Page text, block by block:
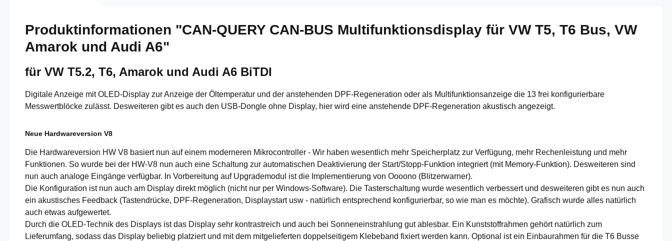
Produktinformationen "CAN-QUERY CAN-BUS Multifunktionsdisplay für VW T5, T6 Bus, VW
Amarok und Audi A6"
für VW T5.2, T6, Amarok und Audi A6 BiTDI
Digitale Anzeige mit OLED-Display zur Anzeige der Öltemperatur und der anstehenden DPF-Regeneration oder als Multifunktionsanzeige die 13 frei konfigurierbare
Messwertblöcke zulässt. Desweiteren gibt es auch den USB-Dongle ohne Display, hier wird eine anstehende DPF-Regeneration akustisch angezeigt.
Neue Hardwareversion V8
Die Hardwareversion HW V8 basiert nun auf einem moderneren Mikrocontroller - Wir haben wesentlich mehr Speicherplatz zur Verfügung, mehr Rechenleistung und mehr
Funktionen. So wurde bei der HW-V8 nun auch eine Schaltung zur automatischen Deaktivierung der Start/Stopp-Funktion integriert (mit Memory-Funktion). Desweiteren sind
nun auch analoge Eingänge verfügbar. In Vorbereitung auf Upgrademodul ist die Implementierung von Oooono (Blitzerwarner).
Die Konfiguration ist nun auch am Display direkt möglich (nicht nur per Windows-Software). Die Tasterschaltung wurde wesentlich verbessert und desweiteren gibt es nun auch
ein akustisches Feedback (Tastendrücke, DPF-Regeneration, Displaystart usw - natürlich entsprechend konfigurierbar, so wie man es möchte). Grafisch wurde alles natürlich
auch etwas aufgewertet.
Durch die OLED-Technik des Displays ist das Display sehr kontrastreich und auch bei Sonneneinstrahlung gut ablesbar. Ein Kunststoffrahmen gehört natürlich zum
Lieferumfang, sodass das Display beliebig platziert und mit dem mitgelieferten doppelseitigem Klebeband fixiert werden kann. Optional ist ein Einbaurahmen für die T6 Busse